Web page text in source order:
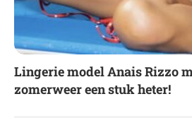
Lingerie model Anais Rizzo
zomerweer een stuk heter!